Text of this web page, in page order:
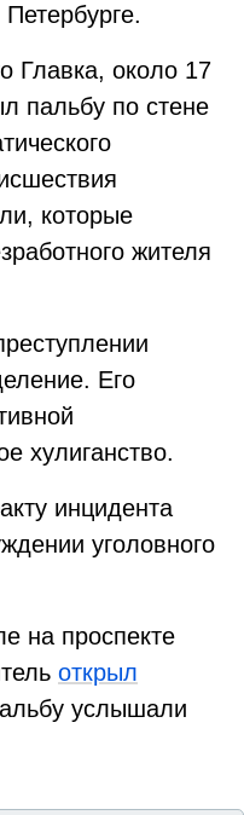
Главка, около 17
пальбу по стене
которые
жителя
Его
хулиганство.
инцидента
уголовного
на проспекте
открыл
услышали